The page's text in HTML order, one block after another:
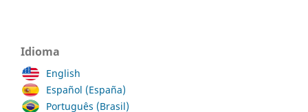
Idioma
English
Español (España)
Português (Brasil)